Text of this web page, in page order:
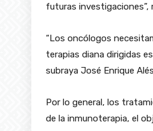
futuras investigaciones”,
“Los oncólogos
terapias diana dirigidas
subraya José Enrique
Por lo general, los
de la inmunoterapia, el